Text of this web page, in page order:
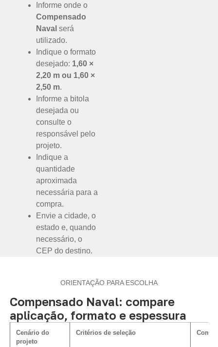
Informe onde o
Compensado
Naval será
utilizado.
Indique o formato
desejado: 1,60 ×
2,20 m ou 1,60 ×
2,50 m.
Informe a bitola
desejada ou
consulte o
responsável pelo
projeto.
Indique a
quantidade
aproximada
necessária para a
compra.
Envie a cidade, o
estado e, quando
necessário, o
CEP do destino.
ORIENTAÇÃO PARA ESCOLHA
Compensado Naval: compare
aplicação, formato e espessura
Cenário do
projeto
Critérios de seleção Como